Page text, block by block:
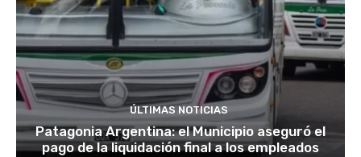
ÚLTIMAS NOTICIAS
Patagonia Argentina: el Municipio aseguró el
pago de la liquidación final a los empleados